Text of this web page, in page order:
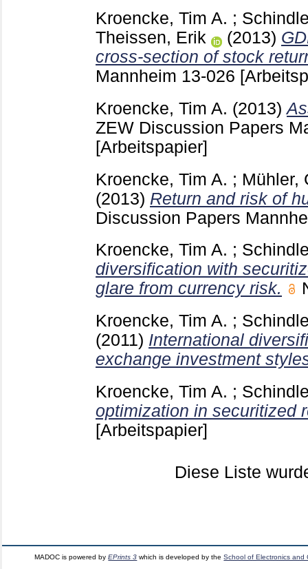
Kroencke, Tim A. ;
Theissen, Erik
(2013)
cross-section of stock
Mannheim 13-026
Kroencke, Tim A. (2013)
ZEW Discussion Papers
[Arbeitspapier]
Kroencke, Tim A. ; Mühler,
(2013) Return and risk of
Discussion Papers
Kroencke, Tim A. ;
diversification with
glare from currency risk.
Kroencke, Tim A. ;
(2011) International
exchange investment
Kroencke, Tim A. ;
optimization in securitized
[Arbeitspapier]
Diese Liste
MADOC is powered byEPrints 3 which is developed by theSchool of Electronics and